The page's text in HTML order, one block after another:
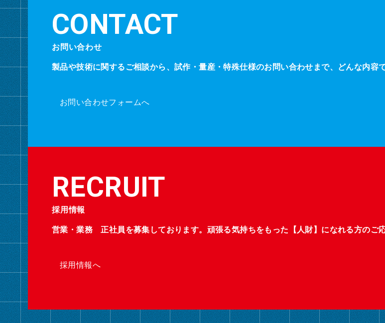
お問い合わせ
製品や技術に関するご相談から、試作・量産・特殊仕様のお問い合わせまで、どんな内容
お問い合わせフォームへ
採用情報
営業・業務 正社員を募集しております。頑張る気持ちをもった【人財】になれる方のご
採用情報へ